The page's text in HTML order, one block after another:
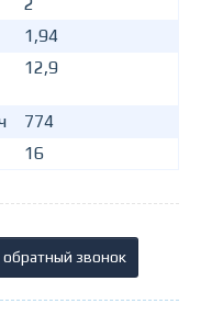
1,94
12,9
774
16
обратный звонок